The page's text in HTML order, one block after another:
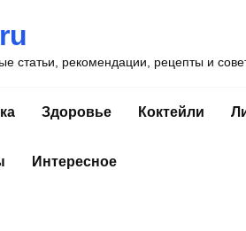
статьи, рекомендации, рецепты и
Здоровье Коктейли
Интересное